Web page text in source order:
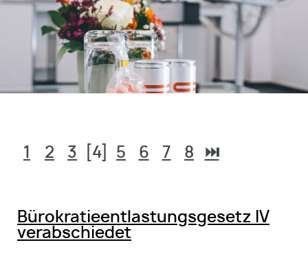
1 2 3 [4] 5 6 7 8 ⏭
Bürokratieentlastungsgesetz IV
verabschiedet